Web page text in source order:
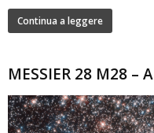
Continua a leggere
MESSIER 28 M28